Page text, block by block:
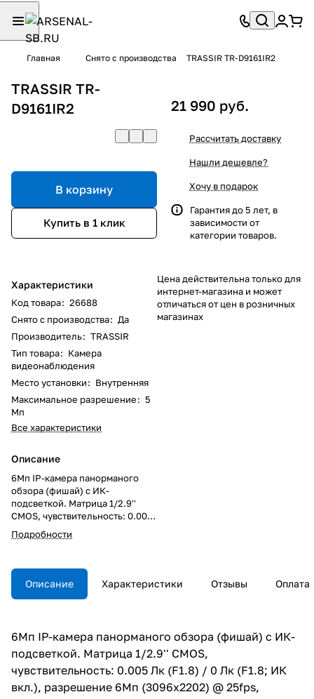
Главная Снято с производства TRASSIR TR-D9161IR2
TRASSIR TR-
D9161IR2
В корзину
Купить в 1 клик
Характеристики
Код товара: 26688
Снято с производства: Да
Производитель: TRASSIR
Тип товара: Камера
видеонаблюдения
Место установки: Внутренняя
Максимальное разрешение: 5
Мп
Все характеристики
Описание
6Мп IP-камера панорманого
обзора (фишай) с ИК-
подсветкой. Матрица 1/2.9''
CMOS, чувствительность: 0.005
Лк (F1.8) / 0 Лк (F1.8; ИК вкл.),
разрешение 6Мп (3096x2202)
"день/ночь" (механический ИК-
фильтр), real WDR (120dB), 3D-
NR, BLC, Defog, ROI,
подсветка до 20м, питание 12V
DC или PoE (802.3af),
потребление до 6Вт, -30…
+60°C. ПО TRASSIR в подарок!
Поддержка TRASSIR CLOUD.
Подробности
21 990 руб.
Рассчитать доставку
Нашли дешевле?
Хочу в подарок
Гарантия до 5 лет, в
зависимости от
категории товаров.
Цена действительна только для
интернет-магазина и может
отличаться от цен в розничных
магазинах
Описание Характеристики Отзывы Оплата
6Мп IP-камера панорманого обзора (фишай) с ИК-
подсветкой. Матрица 1/2.9'' CMOS,
чувствительность: 0.005 Лк (F1.8) / 0 Лк (F1.8; ИК
вкл.), разрешение 6Мп (3096x2202) @ 25fps,